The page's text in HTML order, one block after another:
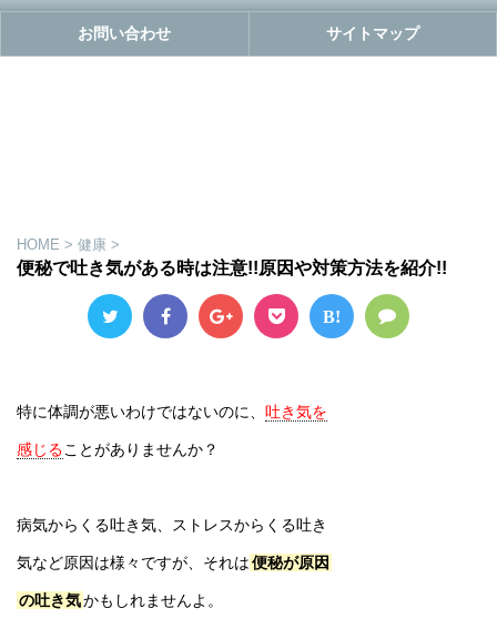
お問い合わせ サイトマップ
HOME > 健康 >
便秘で吐き気がある時は注意!!原因や対策方法を紹介!!
B!
特に体調が悪いわけではないのに、 吐き気を
感じることがありませんか？
病気からくる吐き気、ストレスからくる吐き
気など原因は様々ですが、それは便秘が原因
の吐き気かもしれませんよ。